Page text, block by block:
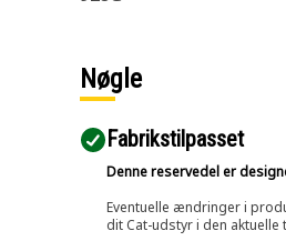
Nøgle
Fabrikstilpasset
Denne reservedel er
Eventuelle ændringer i
dit Cat-udstyr i den